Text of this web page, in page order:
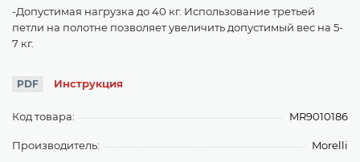
-Допустимая нагрузка до 40 кг. Использование третьей
петли на полотне позволяет увеличить допустимый вес на 5-
7 кг.
PDF Инструкция
Код товара: MR9010186
Производитель: Morelli